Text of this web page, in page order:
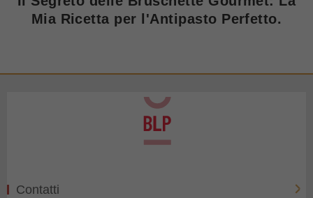
Mia Ricetta per l'Antipasto Perfetto.
Contatti